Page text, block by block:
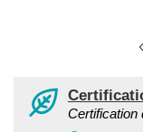
Certification